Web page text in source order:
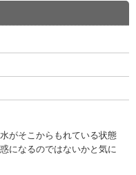
がそこからもれている状態
になるのではないかと気に